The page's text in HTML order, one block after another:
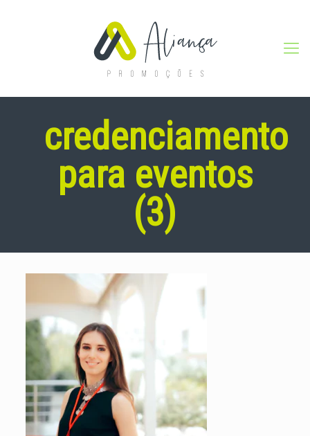
credenciamento
para eventos
(3)